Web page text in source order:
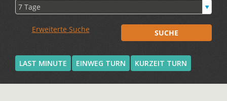
LAST MINUTE EINWEG TURN KURZEIT TURN